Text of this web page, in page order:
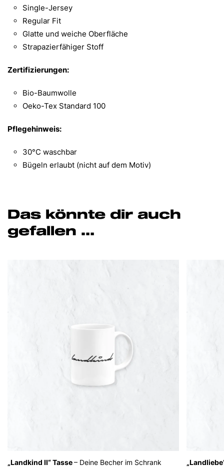
Single-Jersey
Regular Fit
Glatte und weiche Oberfläche
Strapazierfähiger Stoff
Zertifizierungen:
Bio-Baumwolle
Oeko-Tex Standard 100
Pflegehinweis:
30°C waschbar
Bügeln erlaubt (nicht auf dem Motiv)
Das könnte dir auch
gefallen …
„Landkind II“ Tasse– Deine Becher im Schrank